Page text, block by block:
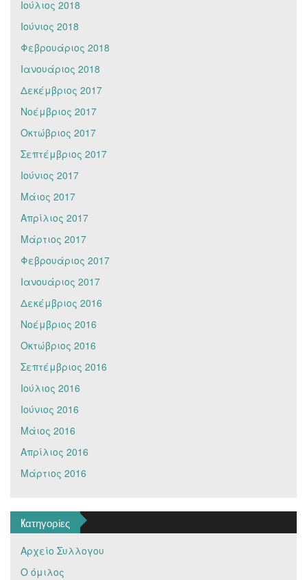
Ιούλιος 2018
Ιούνιος 2018
Φεβρουάριος 2018
Ιανουάριος 2018
Δεκέμβριος 2017
Νοέμβριος 2017
Οκτώβριος 2017
Σεπτέμβριος 2017
Ιούνιος 2017
Μάιος 2017
Απρίλιος 2017
Μάρτιος 2017
Φεβρουάριος 2017
Ιανουάριος 2017
Δεκέμβριος 2016
Νοέμβριος 2016
Οκτώβριος 2016
Σεπτέμβριος 2016
Ιούλιος 2016
Ιούνιος 2016
Μάιος 2016
Απρίλιος 2016
Μάρτιος 2016
Kατηγορίες
Αρχείο Συλλογου
Ο όμιλος